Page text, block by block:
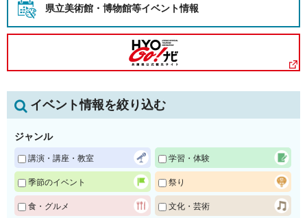
県立美術館・博物館等イベント情報
イベント情報を絞り込む
ジャンル
講演・講座・教室 学習・体験
季節のイベント 祭り
食・グルメ 文化・芸術